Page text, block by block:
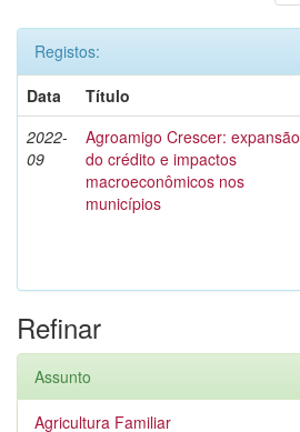
Registos:
Data
Título
2022-
09
Agroamigo Crescer: expansão
do crédito e impactos
macroeconômicos nos
municípios
Refinar
Assunto
Agricultura Familiar